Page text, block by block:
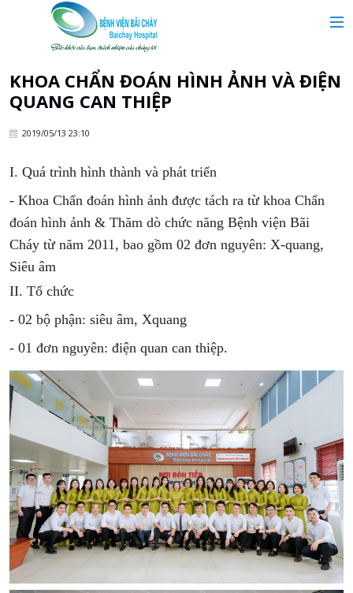
Giới thiệu
Tin tức
Dịch vụ y tế
KHOA CHẨN ĐOÁN HÌNH ẢNH VÀ ĐIỆN
QUANG CAN THIỆP
2019/05/13 23:10
I. Quá trình hình thành và phát triển
- Khoa Chẩn đoán hình ảnh được tách ra từ khoa Chẩn
đoán hình ảnh & Thăm dò chức năng Bệnh viện Bãi
Cháy từ năm 2011, bao gồm 02 đơn nguyên: X-quang,
Siêu âm
II. Tổ chức
- 02 bộ phận: siêu âm, Xquang
- 01 đơn nguyên: điện quan can thiệp.